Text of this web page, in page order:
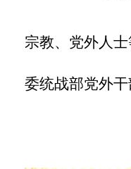
宗教、党外人
委统战部党外干